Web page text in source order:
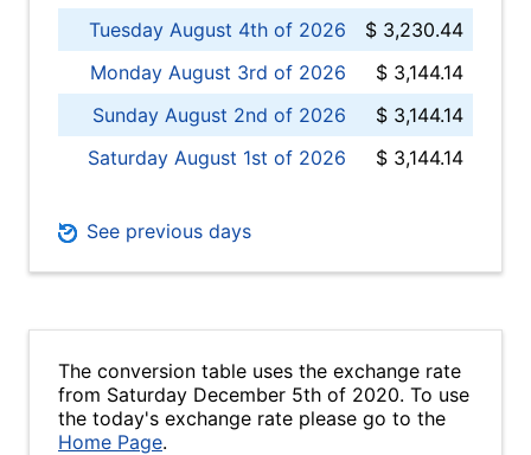
Tuesday August 4th of 2026
$ 3,230.44
Monday August 3rd of 2026
$ 3,144.14
Sunday August 2nd of 2026
$ 3,144.14
Saturday August 1st of 2026
$ 3,144.14
See previous days
The conversion table uses the exchange rate
from Saturday December 5th of 2020. To use
the today's exchange rate please go to the
Home Page.